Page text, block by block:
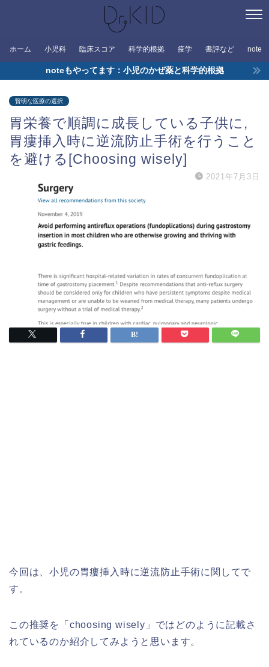
ホーム 小児科 臨床スコア 科学的根拠 疫学 書評など note
noteもやってます：小児のかぜ薬と科学的根拠
賢明な医療の選択
胃栄養で順調に成長している子供に,
胃瘻挿入時に逆流防止手術を行うこと
を避ける[Choosing wisely]
2021年7月3日
今回は、小児の胃瘻挿入時に逆流防止手術に関してで
す。
この推奨を「choosing wisely」ではどのように記載さ
れているのか紹介してみようと思います。